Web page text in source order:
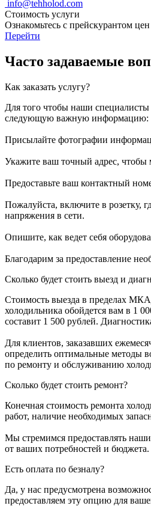
info@tehholod.com
Стоимость услуги
Ознакомьтесь с прейскурантом цен
Перейти
Часто задаваемые
Как заказать услугу?
Для того чтобы наши специалисты
следующую важную информацию:
Присылайте фотографии
Укажите ваш точный адрес, чтобы
Предоставьте ваш контактный
Пожалуйста, включите в розетку,
напряжения в сети.
Опишите, как ведет себя
Благодарим за предоставление
Сколько будет стоить выезд и
Стоимость выезда в пределах
холодильника обойдется вам в 1
составит 1 500 рублей.
Для клиентов, заказавших
определить оптимальные методы
по ремонту и обслуживанию
Сколько будет стоить ремонт?
Конечная стоимость ремонта
работ, наличие необходимых
Мы стремимся предоставлять
от ваших потребностей и бюджета.
Есть оплата по безналу?
Да, у нас предусмотрена
предоставляем эту опцию для